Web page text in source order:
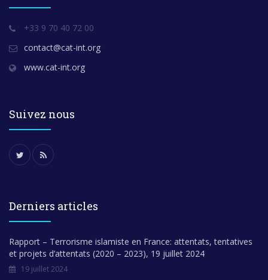
+33 9 70 40 72 00
contact@cat-int.org
www.cat-int.org
Suivez nous
Derniers articles
Rapport – Terrorisme islamiste en France: attentats, tentatives
et projets d’attentats (2020 – 2023), 19 juillet 2024
19 juillet 2024